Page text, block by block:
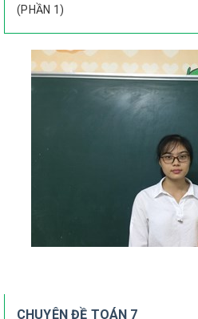
(PHẦN 1)
CHUYÊN ĐỀ TOÁN 7